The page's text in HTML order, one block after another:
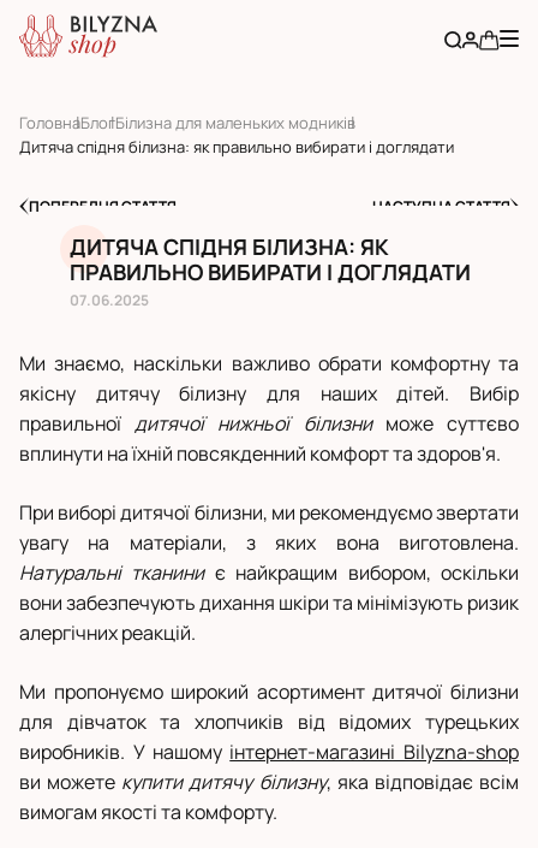
ГоловнаБлогБілизна для маленьких модників
Дитяча спідня білизна: як правильно вибирати і доглядати
ПОПЕРЕДНЯ СТАТТЯ НАСТУПНА СТАТТЯ
ДИТЯЧА СПІДНЯ БІЛИЗНА: ЯК
ПРАВИЛЬНО ВИБИРАТИ І ДОГЛЯДАТИ
07.06.2025
Ми знаємо, наскільки важливо обрати комфортну та
якісну дитячу білизну для наших дітей. Вибір
правильноїдитячої нижньої білизниможе суттєво
вплинути на їхній повсякденний комфорт та здоров'я.
При виборі дитячої білизни, ми рекомендуємо звертати
увагу на матеріали, з яких вона виготовлена.
Натуральні тканиниє найкращим вибором, оскільки
вони забезпечують дихання шкіри та мінімізують ризик
алергічних реакцій.
Ми пропонуємо широкий асортимент дитячої білизни
для дівчаток та хлопчиків від відомих турецьких
виробників. У нашому інтернет-магазині Bilyzna-shop
ви можете купити дитячу білизну, яка відповідає всім
вимогам якості та комфорту.